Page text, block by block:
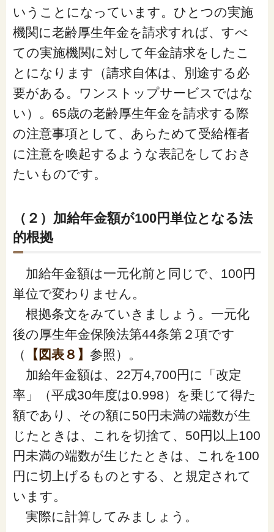
いうことになっています。ひとつの実施
機関に老齢厚生年金を請求すれば、すべ
ての実施機関に対して年金請求をしたこ
とになります（請求自体は、別途する必
要がある。ワンストップサービスではな
い）。65歳の老齢厚生年金を請求する際
の注意事項として、あらためて受給権者
に注意を喚起するような表記をしておき
たいものです。
（２）加給年金額が100円単位となる法
的根拠
加給年金額は一元化前と同じで、100円
単位で変わりません。
根拠条文をみていきましょう。一元化
後の厚生年金保険法第44条第２項です
（
【図表８】 参照）。
加給年金額は、22万4,700円に「改定
率」（平成30年度は0.998）を乗じて得た
額であり、その額に50円未満の端数が生
じたときは、これを切捨て、50円以上100
円未満の端数が生じたときは、これを100
円に切上げるものとする、と規定されて
います。
実際に計算してみましょう。